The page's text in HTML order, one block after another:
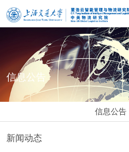
信息公告
信息公告
新闻动态